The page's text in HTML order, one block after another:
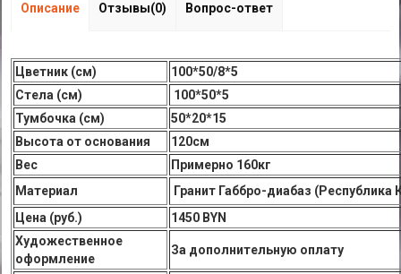
Описание Отзывы(0) Вопрос-ответ
Цветник (см)
100*50/8*5
Стела (см)
100*50*5
Тумбочка (см)
50*20*15
Высота от основания
120см
Вес
Примерно 160кг
Материал
Гранит Габбро-диабаз (Республика
Цена (руб.)
1450 BYN
Художественное
оформление
За дополнительную оплату